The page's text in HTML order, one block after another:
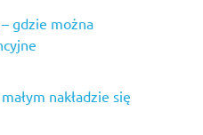
gdzie można
nakładzie się